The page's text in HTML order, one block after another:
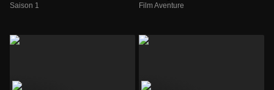
Saison 1 Film Aventure